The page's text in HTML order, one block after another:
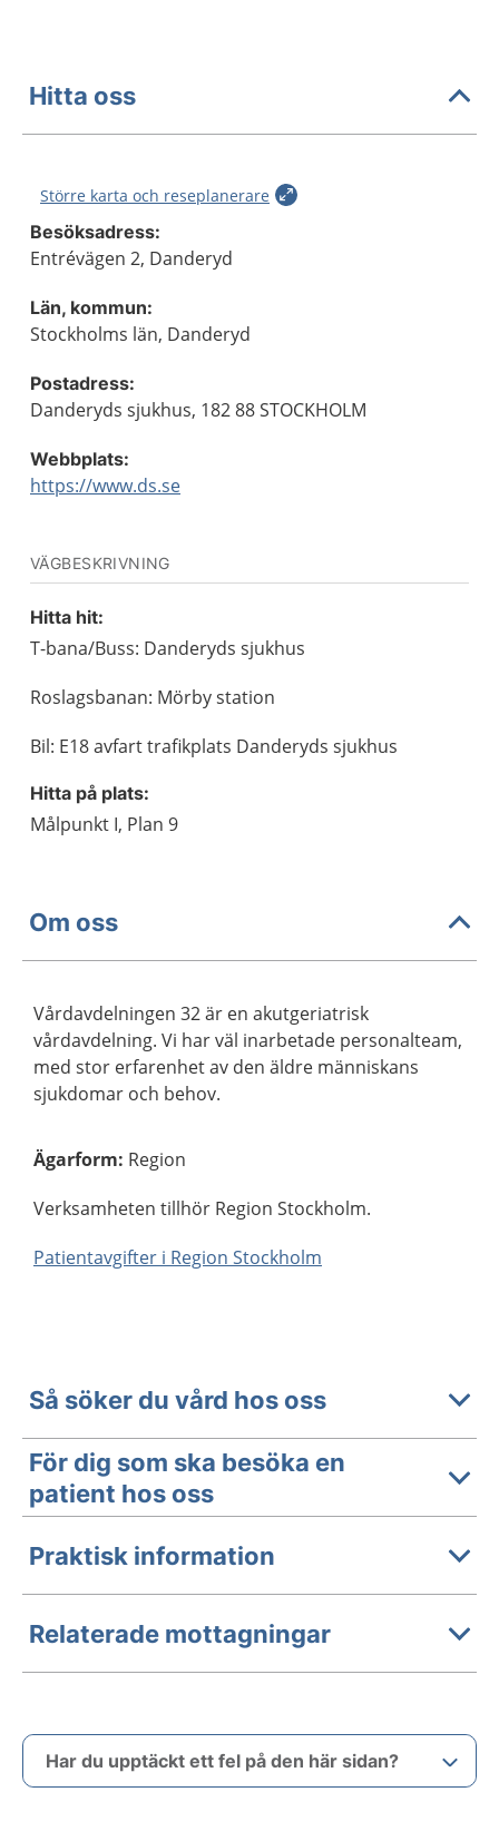
Hitta oss
Större karta och reseplanerare
Besöksadress:
Entrévägen 2, Danderyd
Län, kommun:
Stockholms län, Danderyd
Postadress:
Danderyds sjukhus, 182 88 STOCKHOLM
Webbplats:
https://www.ds.se
VÄGBESKRIVNING
Hitta hit:
T-bana/Buss: Danderyds sjukhus
Roslagsbanan: Mörby station
Bil: E18 avfart trafikplats Danderyds sjukhus
Hitta på plats:
Målpunkt I, Plan 9
Om oss
Vårdavdelningen 32 är en akutgeriatrisk
vårdavdelning. Vi har väl inarbetade personalteam,
med stor erfarenhet av den äldre människans
sjukdomar och behov.
Ägarform: Region
Verksamheten tillhör Region Stockholm.
Patientavgifter i Region Stockholm
Så söker du vård hos oss
För dig som ska besöka en
patient hos oss
Praktisk information
Relaterade mottagningar
Har du upptäckt ett fel på den här sidan?